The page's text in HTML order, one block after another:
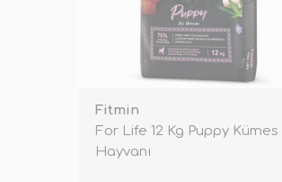
Fitmin
For Life 12 Kg Puppy Kümes
Hayvanı